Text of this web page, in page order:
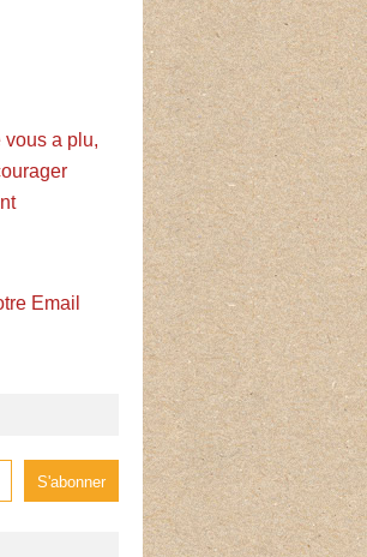
vous a plu,
Email